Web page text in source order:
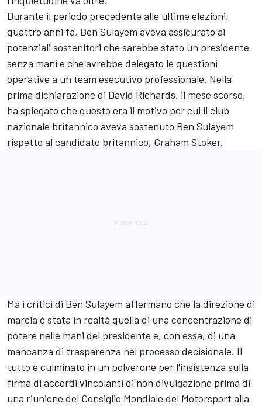
Durante il periodo precedente alle ultime elezioni,
quattro anni fa, Ben Sulayem aveva assicurato ai
potenziali sostenitori che sarebbe stato un presidente
senza mani e che avrebbe delegato le questioni
operative a un team esecutivo professionale. Nella
prima dichiarazione di David Richards, il mese scorso,
ha spiegato che questo era il motivo per cui il club
nazionale britannico aveva sostenuto Ben Sulayem
rispetto al candidato britannico, Graham Stoker.
Ma i critici di Ben Sulayem affermano che la direzione di
marcia è stata in realtà quella di una concentrazione di
potere nelle mani del presidente e, con essa, di una
mancanza di trasparenza nel processo decisionale. Il
tutto è culminato in un polverone per l'insistenza sulla
firma di accordi vincolanti di non divulgazione prima di
una riunione del Consiglio Mondiale del Motorsport alla